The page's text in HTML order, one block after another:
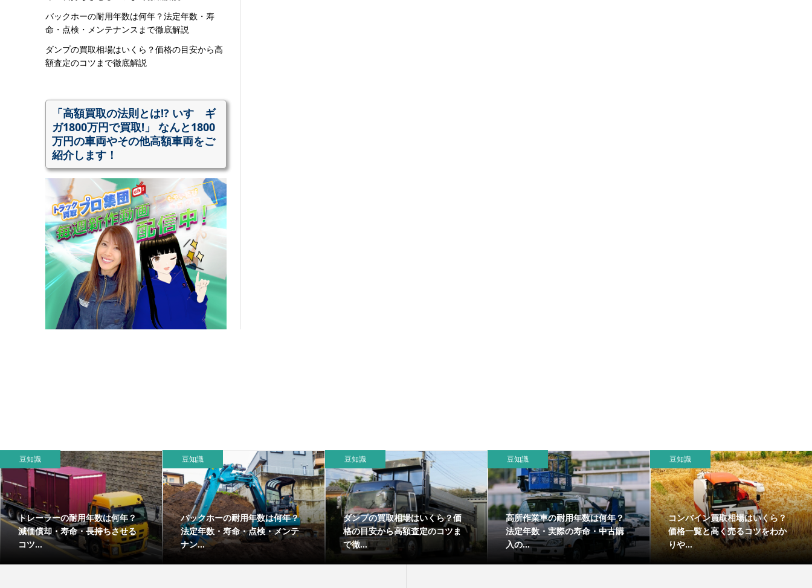
バックホーの耐用年数は何年？法定年数・寿
命・点検・メンテナンスまで徹底解説
ダンプの買取相場はいくら？価格の目安から高
額査定のコツまで徹底解説
「高額買取の法則とは!? いすゞギ
ガ1800万円で買取!」 なんと1800
万円の車両やその他高額車両をご
紹介します！
豆知識
トレーラーの耐用年数は何年？
減価償却・寿命・長持ちさせる
コツ...
豆知識
バックホーの耐用年数は何年？
法定年数・寿命・点検・メンテ
ナン...
豆知識
ダンプの買取相場はいくら？価
格の目安から高額査定のコツま
で徹...
豆知識
高所作業車の耐用年数は何年？
法定年数・実際の寿命・中古購
入の...
豆知識
コンバイン買取相場はいくら？
価格一覧と高く売るコツをわか
りや...